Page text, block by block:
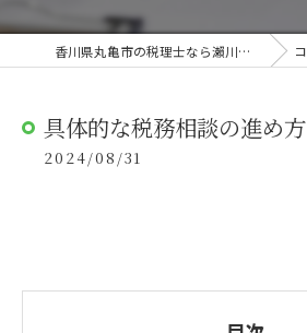
香川県丸亀市の税理士なら瀨川秀樹税理士事務所 コラム
具体的な税務相談の進め方
2024/08/31